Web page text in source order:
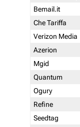
Bemail.it
Che Tariffa
Verizon Media
Azerion
Mgid
Quantum
Ogury
Refine
Seedtag